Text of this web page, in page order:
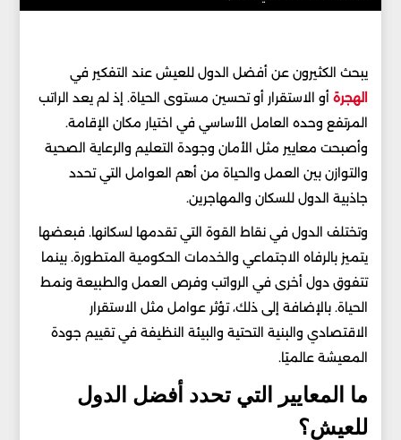
يبحث الكثيرون عن أفضل الدول للعيش عند التفكير في
الهجرة أو الاستقرار أو تحسين مستوى الحياة. إذ لم يعد الراتب
المرتفع وحده العامل الأساسي في اختيار مكان الإقامة.
وأصبحت معايير مثل الأمان وجودة التعليم والرعاية الصحية
والتوازن بين العمل والحياة من أهم العوامل التي تحدد
جاذبية الدول للسكان والمهاجرين.
وتختلف الدول في نقاط القوة التي تقدمها لسكانها. فبعضها
يتميز بالرفاه الاجتماعي والخدمات الحكومية المتطورة. بينما
تتفوق دول أخرى في الرواتب وفرص العمل والطبيعة ونمط
الحياة. بالإضافة إلى ذلك، تؤثر عوامل مثل الاستقرار
الاقتصادي والبنية التحتية والبيئة النظيفة في تقييم جودة
المعيشة عالميًا.
ما المعايير التي تحدد أفضل الدول
للعيش؟